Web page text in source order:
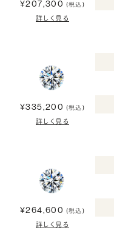
¥207,300 (税込)
詳しく見る
¥335,200 (税込)
詳しく見る
¥264,600 (税込)
詳しく見る